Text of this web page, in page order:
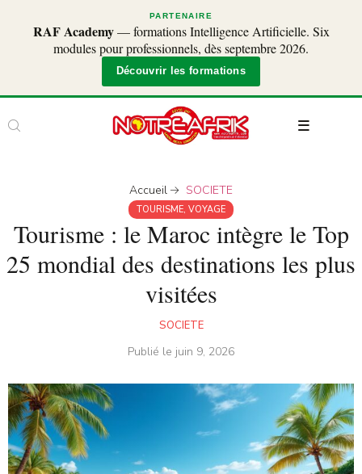
PARTENAIRE
RAF Academy— formations Intelligence Artificielle. Six
modules pour professionnels, dès septembre 2026.
Découvrir les formations
Accueil SOCIETE
TOURISME, VOYAGE
Tourisme : le Maroc intègre le Top
25 mondial des destinations les plus
visitées
SOCIETE
Publié le juin 9, 2026